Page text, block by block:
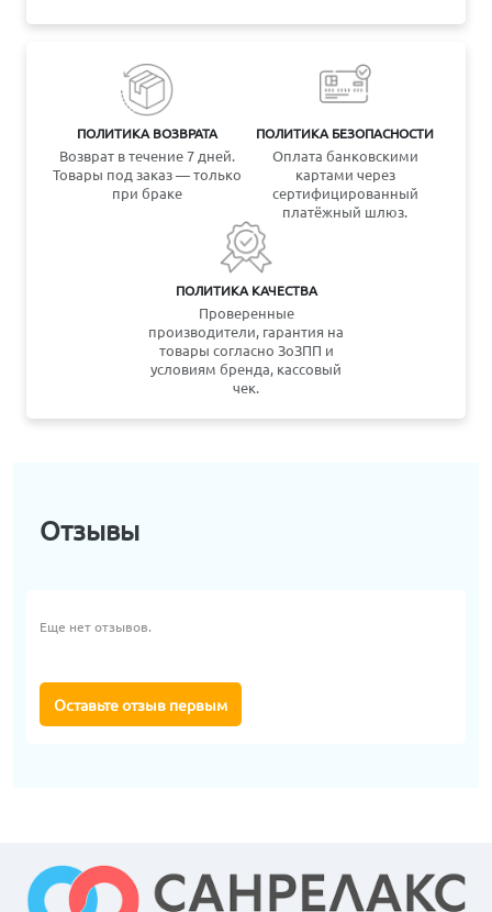
ПОЛИТИКА ВОЗВРАТА
Возврат в течение 7 дней.
Товары под заказ — только
при браке
ПОЛИТИКА БЕЗОПАСНОСТИ
Оплата банковскими
картами через
сертифицированный
платёжный шлюз.
ПОЛИТИКА КАЧЕСТВА
Проверенные
производители, гарантия на
товары согласно ЗоЗПП и
условиям бренда, кассовый
чек.
Отзывы
Еще нет отзывов.
Оставьте отзыв первым